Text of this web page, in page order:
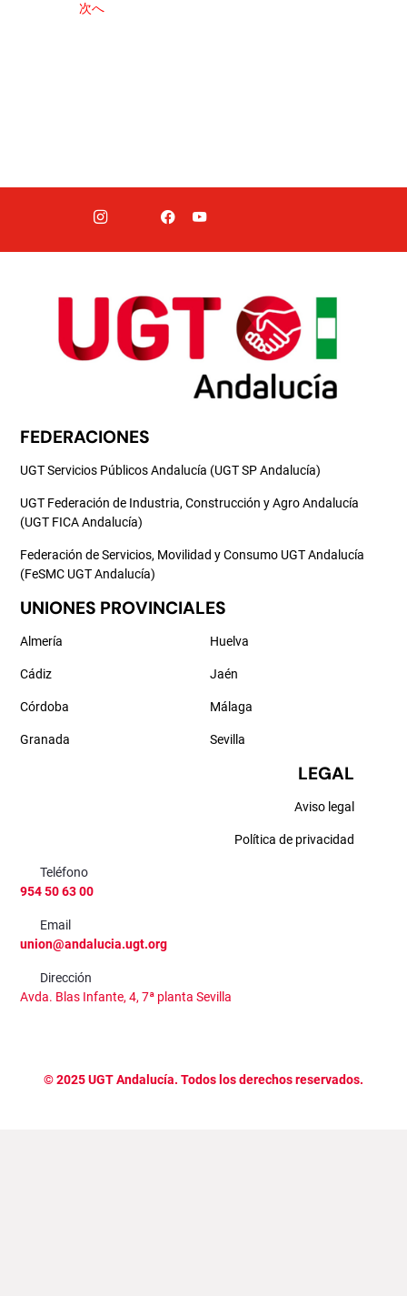
次へ
FEDERACIONES
UGT Servicios Públicos Andalucía (UGT SP Andalucía)
UGT Federación de Industria, Construcción y Agro Andalucía
(UGT FICA Andalucía)
Federación de Servicios, Movilidad y Consumo UGT Andalucía
(FeSMC UGT Andalucía)
UNIONES PROVINCIALES
Almería
Cádiz
Córdoba
Granada
Huelva
Jaén
Málaga
Sevilla
LEGAL
Aviso legal
Política de privacidad
Teléfono
954 50 63 00
Email
union@andalucia.ugt.org
Dirección
Avda. Blas Infante, 4, 7ª planta Sevilla
©2025UGT Andalucía. Todos los derechos reservados.